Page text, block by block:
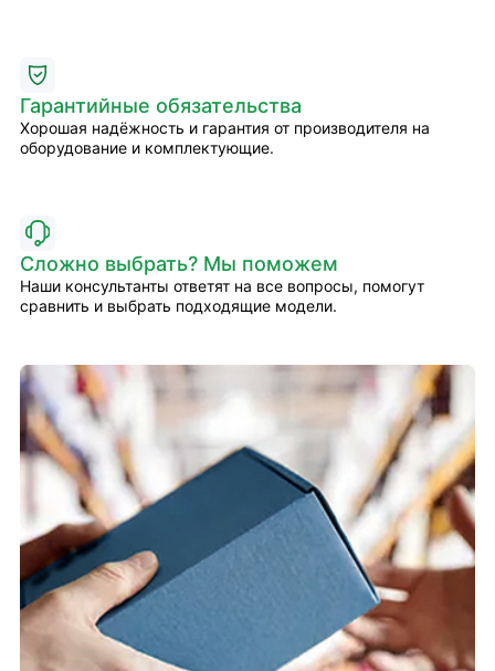
Гарантийные обязательства
Хорошая надёжность и гарантия от производителя на
оборудование и комплектующие.
Сложно выбрать? Мы поможем
Наши консультанты ответят на все вопросы, помогут
сравнить и выбрать подходящие модели.